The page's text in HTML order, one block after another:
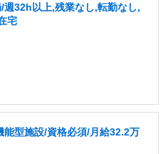
週32h以上,残業なし,転勤なし,
宅
能型施設/資格必須/月給32.2万